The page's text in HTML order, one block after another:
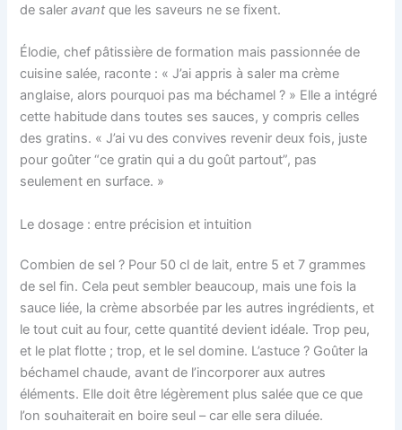
de saleravant que les saveurs ne se fixent.
Élodie, chef pâtissière de formation mais passionnée de
cuisine salée, raconte : « J’ai appris à saler ma crème
anglaise, alors pourquoi pas ma béchamel ? » Elle a intégré
cette habitude dans toutes ses sauces, y compris celles
des gratins. « J’ai vu des convives revenir deux fois, juste
pour goûter “ce gratin qui a du goût partout”, pas
seulement en surface. »
Le dosage : entre précision et intuition
Combien de sel ? Pour 50 cl de lait, entre 5 et 7 grammes
de sel fin. Cela peut sembler beaucoup, mais une fois la
sauce liée, la crème absorbée par les autres ingrédients, et
le tout cuit au four, cette quantité devient idéale. Trop peu,
et le plat flotte ; trop, et le sel domine. L’astuce ? Goûter la
béchamel chaude, avant de l’incorporer aux autres
éléments. Elle doit être légèrement plus salée que ce que
l’on souhaiterait en boire seul – car elle sera diluée.